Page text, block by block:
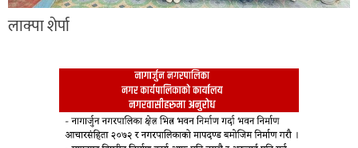
लाक्पा शेर्पा